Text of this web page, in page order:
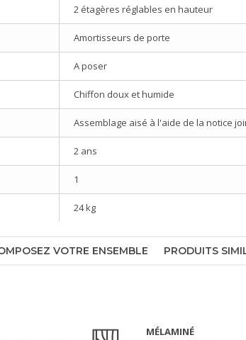
2 étagères réglables en hauteur
Amortisseurs de porte
A poser
Chiffon doux et humide
Assemblage aisé à l'aide de la notice
2 ans
1
24 kg
VOTRE ENSEMBLE PRODUITS
MÉLAMINÉ